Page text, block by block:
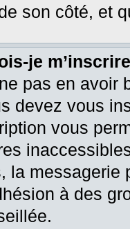
son côté, et
je
pas en avoir
devez vous
vous
la messagerie
à des